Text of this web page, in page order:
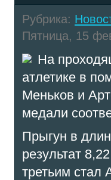
Рубрика:
Пятница, 15
На
атлетике в
Меньков и
медали
Прыгун в
результат
третьим стал